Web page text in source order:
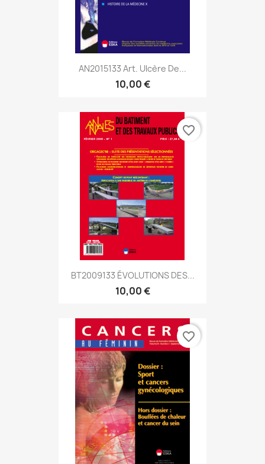
AN2015133 Art. Ulcère De...
10,00 €
BT2009133 ÉVOLUTIONS DES...
10,00 €
favorite_border
favorite_border